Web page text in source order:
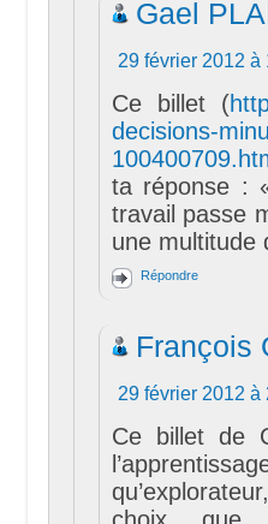
Gael
29 février 2012 à
Ce billet (
decisions-
ta réponse :
travail passe
une multitude
Répondre
François
29 février 2012 à
Ce billet de